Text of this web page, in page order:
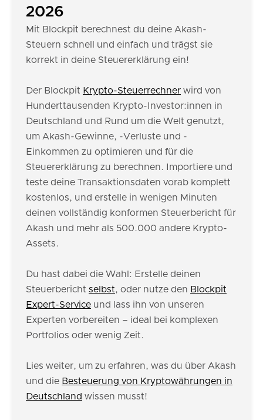
2026
Mit Blockpit berechnest du deine Akash-
Steuern schnell und einfach und trägst sie
korrekt in deine Steuererklärung ein!
Der Blockpit Krypto-Steuerrechner wird von
Hunderttausenden Krypto-Investor:innen in
Deutschland und Rund um die Welt genutzt,
um Akash-Gewinne, -Verluste und -
Einkommen zu optimieren und für die
Steuererklärung zu berechnen. Importiere und
teste deine Transaktionsdaten vorab komplett
kostenlos, und erstelle in wenigen Minuten
deinen vollständig konformen Steuerbericht für
Akash und mehr als 500.000 andere Krypto-
Assets.
Du hast dabei die Wahl: Erstelle deinen
Steuerbericht selbst, oder nutze den Blockpit
Expert-Service und lass ihn von unseren
Experten vorbereiten – ideal bei komplexen
Portfolios oder wenig Zeit.
Lies weiter, um zu erfahren, was du über Akash
und die Besteuerung von Kryptowährungen in
Deutschland wissen musst!